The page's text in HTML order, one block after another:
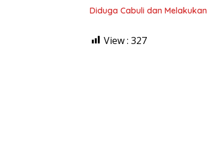
Diduga Cabuli dan
View : 327